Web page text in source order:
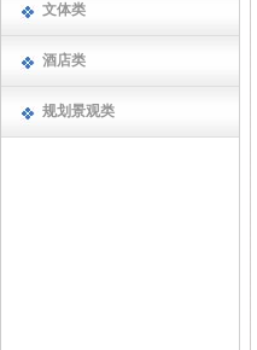
文体类
酒店类
规划景观类